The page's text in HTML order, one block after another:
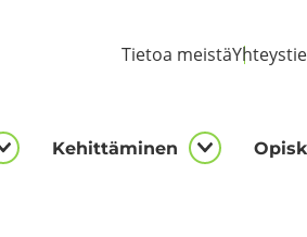
Tie­toa meis­tä
Yrityspalvelut
Ke­hit­tä­mi­nen